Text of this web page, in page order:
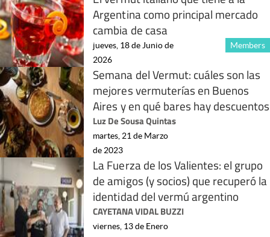
Argentina como principal mercado
cambia de casa
Members
jueves, 18 de Junio de
2026
Semana del Vermut: cuáles son las
mejores vermuterías en Buenos
Aires y en qué bares hay descuentos
Luz De Sousa Quintas
martes, 21 de Marzo
de 2023
La Fuerza de los Valientes: el grupo
de amigos (y socios) que recuperó la
identidad del vermú argentino
CAYETANA VIDAL BUZZI
viernes, 13 de Enero